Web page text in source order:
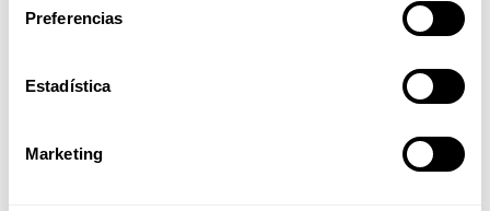
Preferencias
Estadística
Marketing
Save my name, email, and website in this browser for
Please enter an answer in digits: